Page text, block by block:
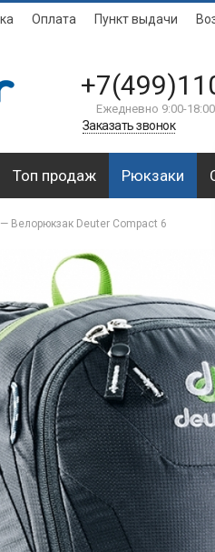
Оплата Пункт выдачи
Ежедневно 9:00-
Заказать звонок
Топ продаж Рюкзаки
— Велорюкзак Deuter Compact 6